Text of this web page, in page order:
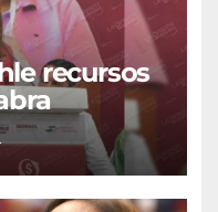
recursos